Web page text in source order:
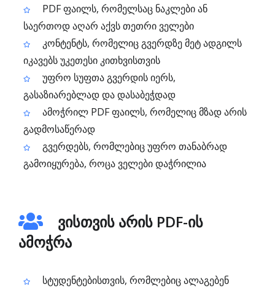
PDF ფაილს, რომელსაც ნაკლები ან
საერთოდ აღარ აქვს თეთრი ველები
კონტენტს, რომელიც გვერდზე მეტ ადგილს
იკავებს უკეთესი კითხვისთვის
უფრო სუფთა გვერდის იერს,
გასაზიარებლად და დასაბეჭდად
ამოჭრილ PDF ფაილს, რომელიც მზად არის
გადმოსაწერად
გვერდებს, რომლებიც უფრო თანაბრად
გამოიყურება, როცა ველები დაჭრილია
ვისთვის არის PDF-ის
ამოჭრა
სტუდენტებისთვის, რომლებიც ალაგებენ